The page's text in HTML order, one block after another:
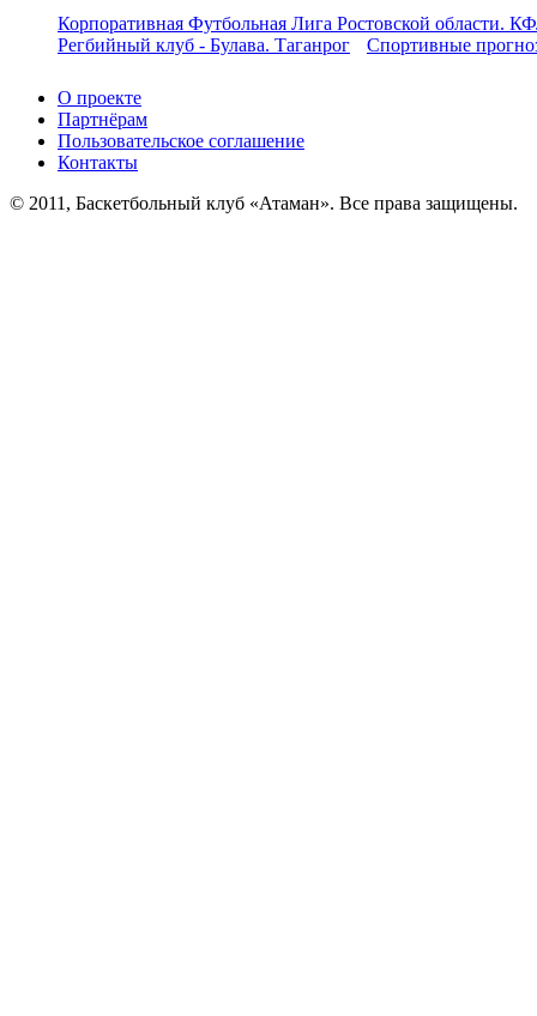
Корпоративная Футбольная Лига Ростовской области.
Регбийный клуб - Булава. Таганрог
Спортивные
О проекте
Партнёрам
Пользовательское соглашение
Контакты
© 2011, Баскетбольный клуб «Атаман». Все права защищены.